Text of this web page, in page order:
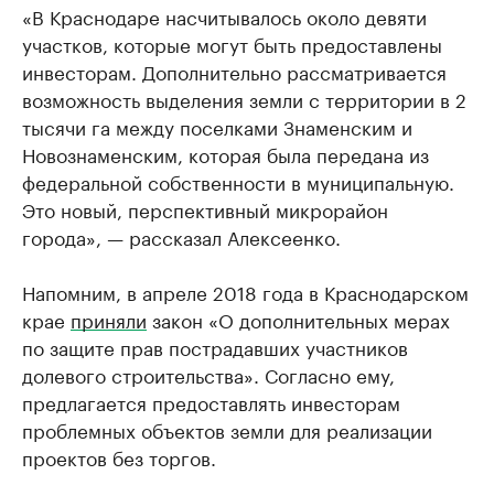
«В Краснодаре насчитывалось около девяти
участков, которые могут быть предоставлены
инвесторам. Дополнительно рассматривается
возможность выделения земли с территории в 2
тысячи га между поселками Знаменским и
Новознаменским, которая была передана из
федеральной собственности в муниципальную.
Это новый, перспективный микрорайон
города», — рассказал Алексеенко.
Напомним, в апреле 2018 года в Краснодарском
крае приняли закон «О дополнительных мерах
по защите прав пострадавших участников
долевого строительства». Согласно ему,
предлагается предоставлять инвесторам
проблемных объектов земли для реализации
проектов без торгов.